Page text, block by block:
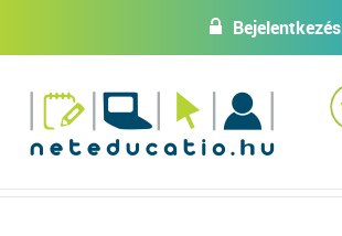
w Bejelentkezés